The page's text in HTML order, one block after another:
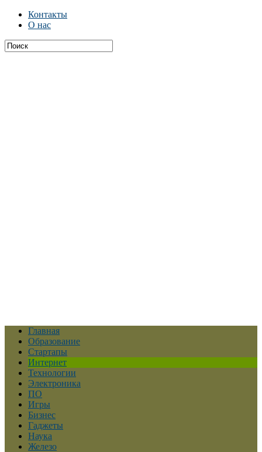
Контакты
О нас
Главная
Образование
Стартапы
Интернет
Технологии
Электроника
ПО
Игры
Бизнес
Гаджеты
Наука
Железо